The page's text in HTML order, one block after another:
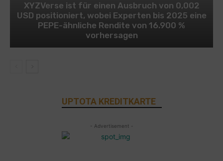
XYZVerse ist für einen Ausbruch von 0,002
USD positioniert, wobei Experten bis 2025 eine
PEPE-ähnliche Rendite von 16.900 %
vorhersagen
UPTOTA KREDITKARTE
- Advertisement -